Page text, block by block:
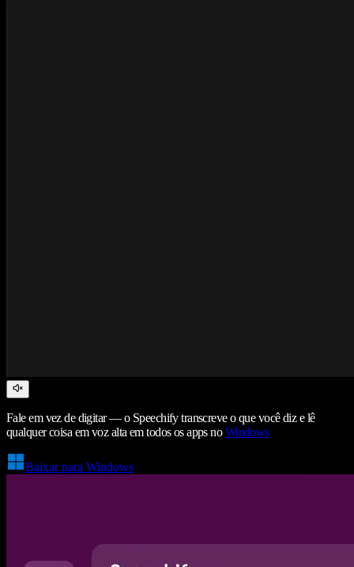
Fale em vez de digitar — o Speechify transcreve o que você diz e lê
qualquer coisa em voz alta em todos os apps noWindows
Baixar para Windows